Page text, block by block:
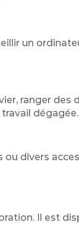
un
ranger
dégagée.
divers
Il est